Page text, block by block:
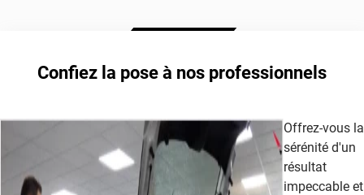
Confiez la pose à nos professionnels
Offrez-vous la
sérénité d'un
résultat
impeccable et